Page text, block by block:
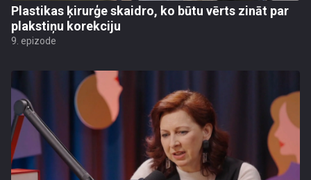
Plastikas ķirurģe skaidro, ko būtu vērts zināt par
plakstiņu korekciju
9. epizode